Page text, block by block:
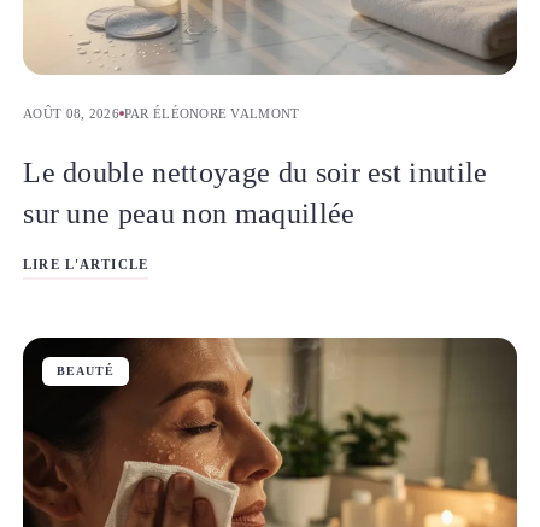
AOÛT 08, 2026 PAR ÉLÉONORE VALMONT
Le double nettoyage du soir est inutile
sur une peau non maquillée
LIRE L'ARTICLE
BEAUTÉ